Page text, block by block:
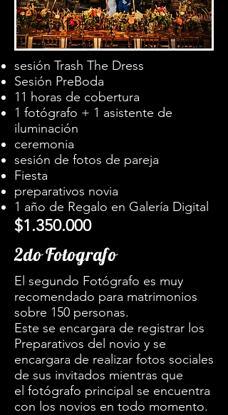
sesión Trash The Dress
Sesión PreBoda
11 horas de cobertura
1 fotógrafo + 1 asistente de
iluminación
ceremonia
sesión de fotos de pareja
Fiesta
preparativos novia
1 año de Regalo en Galería Digital
$1.350.000
2do Fotografo
El segundo Fotógrafo es muy
recomendado para matrimonios
sobre 150 personas.
Este se encargara de registrar los
Preparativos del novio y se
encargara de realizar fotos sociales
de sus invitados mientras que
el fotógrafo principal se encuentra
con los novios en todo momento.